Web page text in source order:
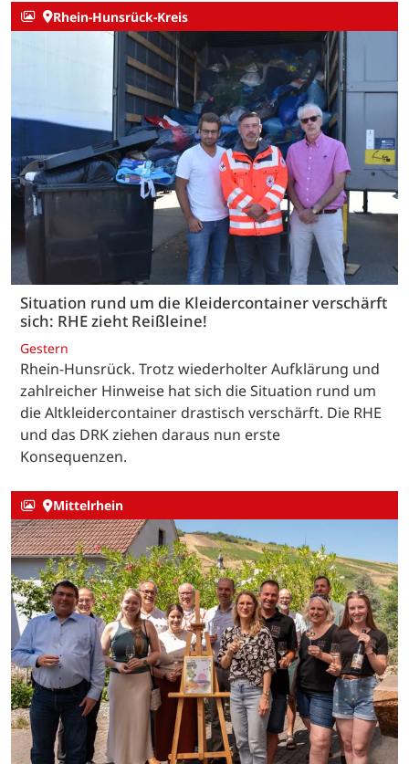
Rhein-Hunsrück-Kreis
Situation rund um die Kleidercontainer verschärft
sich: RHE zieht Reißleine!
Gestern
Rhein-Hunsrück. Trotz wiederholter Aufklärung und
zahlreicher Hinweise hat sich die Situation rund um
die Altkleidercontainer drastisch verschärft. Die RHE
und das DRK ziehen daraus nun erste
Konsequenzen.
Mittelrhein